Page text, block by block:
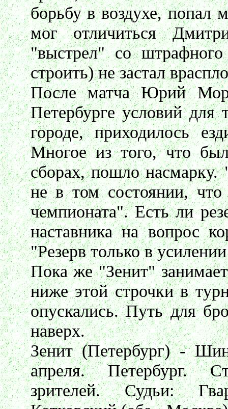
борьбу в воздухе,
мог отличиться
"выстрел" со
строить) не застал
После матча Юрий
Петербурге условий
городе, приходилось
Многое из того, что
сборах, пошло насмарку.
не в том состоянии, что
чемпионата". Есть ли
наставника на вопрос
"Резерв только в
Пока же "Зенит"
ниже этой строчки в
опускались. Путь для
наверх.
Зенит (Петербург) -
апреля. Петербург.
зрителей. Судьи: